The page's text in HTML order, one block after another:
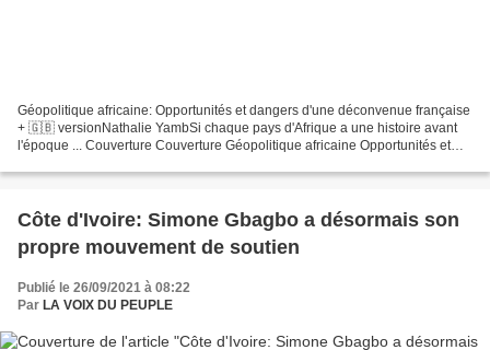
Géopolitique africaine: Opportunités et dangers d'une déconvenue française
+ 🇬🇧 versionNathalie YambSi chaque pays d'Afrique a une histoire avant
l'époque ... Couverture Couverture Géopolitique africaine Opportunités et
Côte d'Ivoire: Simone Gbagbo a désormais son
propre mouvement de soutien
Publié le 26/09/2021 à 08:22
Par LA VOIX DU PEUPLE